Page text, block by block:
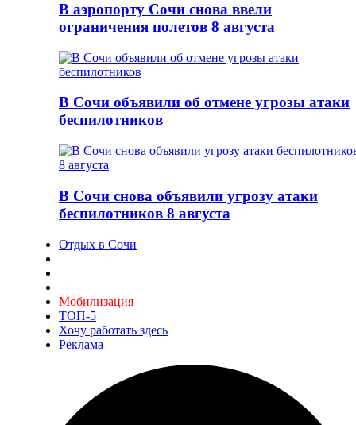
В аэропорту Сочи снова ввели
ограничения полетов 8 августа
В Сочи объявили об отмене угрозы атаки
беспилотников
В Сочи снова объявили угрозу атаки
беспилотников 8 августа
Отдых в Сочи
Мобилизация
ТОП-5
Хочу работать здесь
Реклама